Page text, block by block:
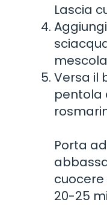
Lascia
Versa il
pentola
Porta
20-25